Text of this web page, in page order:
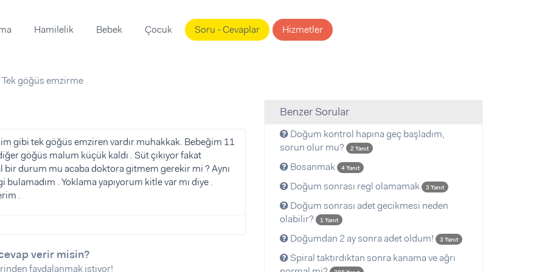
Hamilelik Bebek Çocuk Soru - Cevaplar Hizmetler
Tek göğüs emzirme
gibi tek göğüs emziren vardır muhakkak. Bebeğim 11
göğüs malum küçük kaldı . Süt çıkıyor fakat
durum mu acaba doktora gitmem gerekir mi ? Aynı
. Yoklama yapıyorum kitle var mı diye .
.
verir misin?
faydalanmak istiyor!
Benzer Sorular
Doğum kontrol hapına geç başladım,
sorun olur mu?
2 Yanıt
Bosanmak 4 Yanıt
Doğum sonrası regl olamamak 3 Yanıt
Doğum sonrası adet gecikmesi neden
olabilir?
1 Yanıt
Doğumdan 2 ay sonra adet oldum! 3 Yanıt
Spiral taktırdıktan sonra kanama ve ağrı